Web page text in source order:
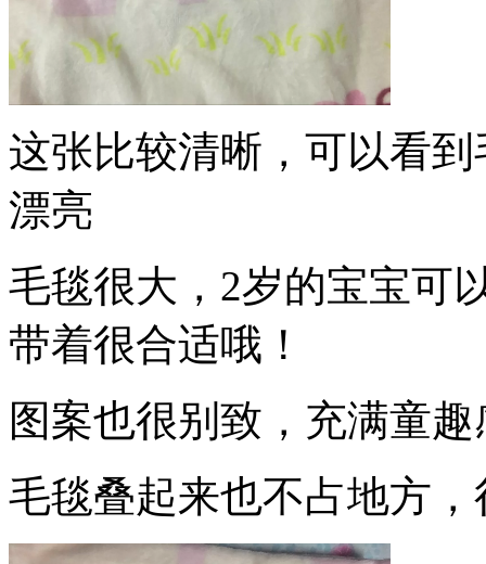
这张比较清晰，可以看
漂亮
毛毯很大，2岁的宝宝可
带着很合适哦！
图案也很别致，充满童趣
毛毯叠起来也不占地方